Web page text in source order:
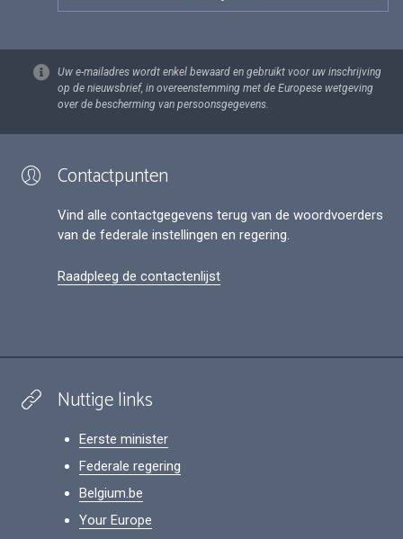
Uw e-mailadres wordt enkel bewaard en gebruikt voor uw inschrijving
op de nieuwsbrief, in overeenstemming met de Europese wetgeving
over de bescherming van persoonsgegevens.
Contactpunten
Vind alle contactgegevens terug van de woordvoerders
van de federale instellingen en regering.
Raadpleeg de contactenlijst
Nuttige links
Eerste minister
Federale regering
Belgium.be
Your Europe